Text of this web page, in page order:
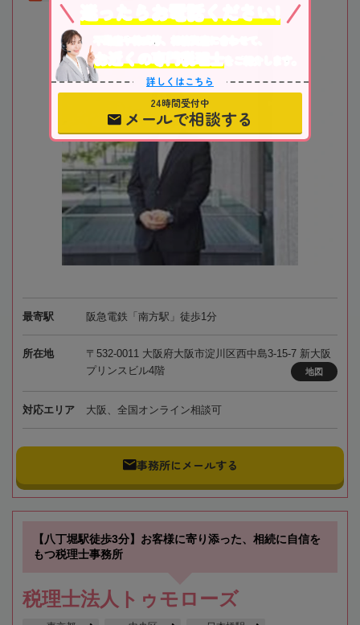
最寄駅 阪急電鉄「南方駅」徒歩1分
所在地
〒532-0011 大阪府大阪市淀川区西中島3-15-7 新大阪
プリンスビル4階
地図
対応エリア 大阪、全国オンライン相談可
事務所にメールする
【八丁堀駅徒歩3分】お客様に寄り添った、相続に自信を
もつ税理士事務所
税理士法人トゥモローズ
不動産や株式等、相続資産に合わせて、
お近くの専門税理士
をご紹介します。
詳しくはこちら
24時間受付中
メールで相談する